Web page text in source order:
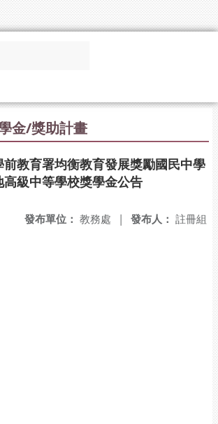
金/獎助計畫
教育署均衡教育發展獎勵國民中學
級中等學校獎學金公告
發布人： 註冊組
發布單位： 教務處 |